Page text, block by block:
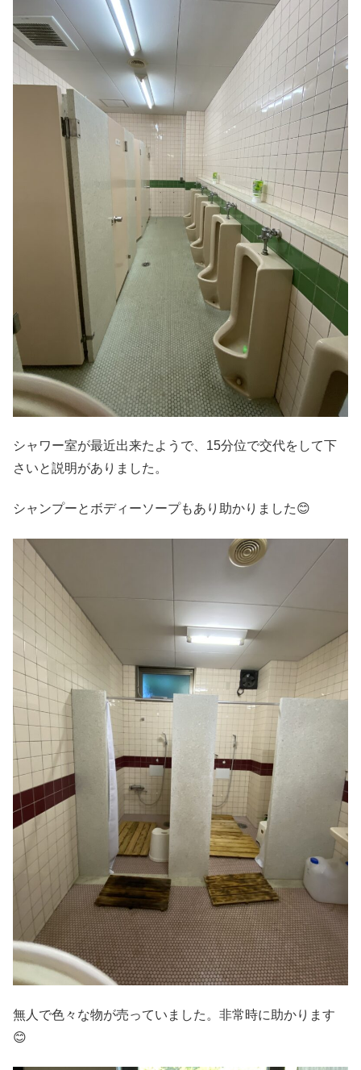
シャワー室が最近出来たようで、15分位で交代をして下
さいと説明がありました。
シャンプーとボディーソープもあり助かりました😊
無人で色々な物が売っていました。非常時に助かります
😊